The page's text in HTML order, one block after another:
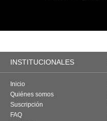
INSTITUCIONALES
Inicio
Quiénes somos
Suscripción
FAQ